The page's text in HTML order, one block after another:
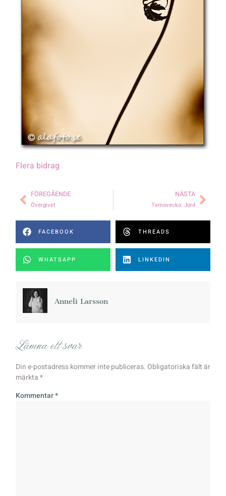
Flera bidrag
FÖREGÅENDE
Övergivet
NÄSTA
Temavecka: Jord
FACEBOOK THREADS
WHATSAPP LINKEDIN
Anneli Larsson
Lämna ett svar
Din e-postadress kommer inte publiceras. Obligatoriska fält är
märkta*
Kommentar*